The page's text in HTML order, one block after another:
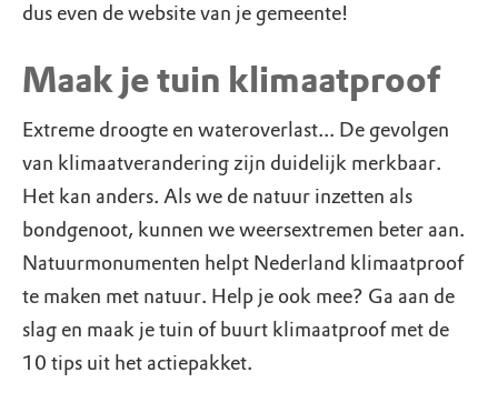
dus even de website van je gemeente!
Maak je tuin klimaatproof
Extreme droogte en wateroverlast... De gevolgen
van klimaatverandering zijn duidelijk merkbaar.
Het kan anders. Als we de natuur inzetten als
bondgenoot, kunnen we weersextremen beter aan.
Natuurmonumenten helpt Nederland klimaatproof
te maken met natuur. Help je ook mee? Ga aan de
slag en maak je tuin of buurt klimaatproof met de
10 tips uit het actiepakket.